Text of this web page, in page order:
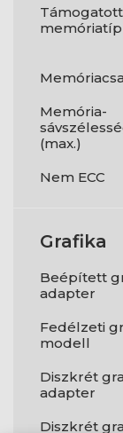
Támogatott
Memória-
(max.)
Nem ECC
Grafika
Beépített
adapter
Fedélzeti
modell
Diszkrét
adapter
Diszkrét